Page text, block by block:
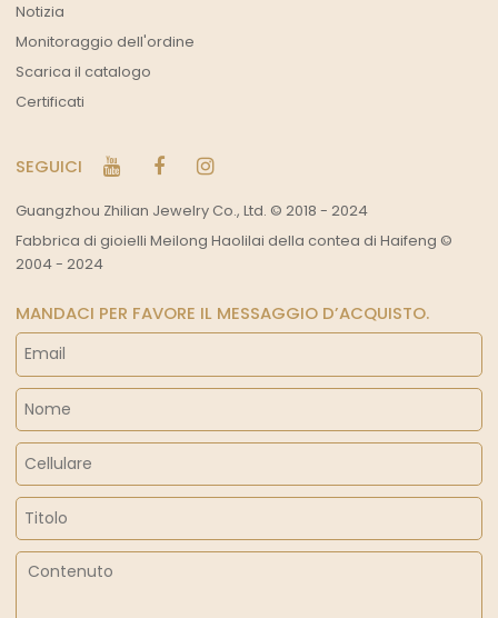
Notizia
Monitoraggio dell'ordine
Scarica il catalogo
Certificati
SEGUICI
Guangzhou Zhilian Jewelry Co., Ltd. © 2018 - 2024
Fabbrica di gioielli Meilong Haolilai della contea di Haifeng ©
2004 - 2024
MANDACI PER FAVORE IL MESSAGGIO D’ACQUISTO.